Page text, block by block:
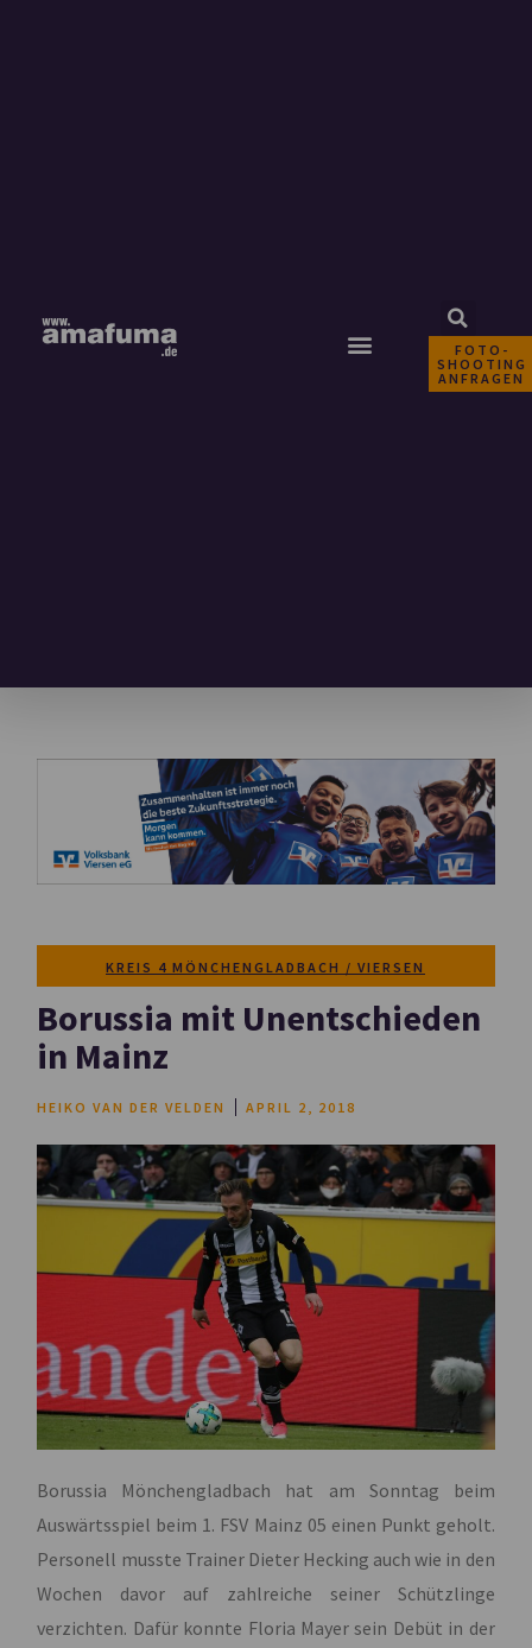
FOTO-
SHOOTING
ANFRAGEN
KREIS 4 MÖNCHENGLADBACH / VIERSEN
Borussia mit Unentschieden
in Mainz
HEIKO VAN DER VELDEN APRIL 2, 2018
Borussia Mönchengladbach hat am Sonntag beim
Auswärtsspiel beim 1. FSV Mainz 05 einen Punkt geholt.
Personell musste Trainer Dieter Hecking auch wie in den
Wochen davor auf zahlreiche seiner Schützlinge
verzichten. Dafür konnte Floria Mayer sein Debüt in der